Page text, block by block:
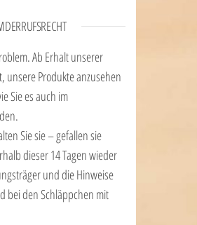
Ab Erhalt unserer
unsere Produkte anzusehen
Sie es auch im
Sie sie – gefallen sie
dieser 14 Tagen wieder
und die Hinweise
bei den Schläppchen mit